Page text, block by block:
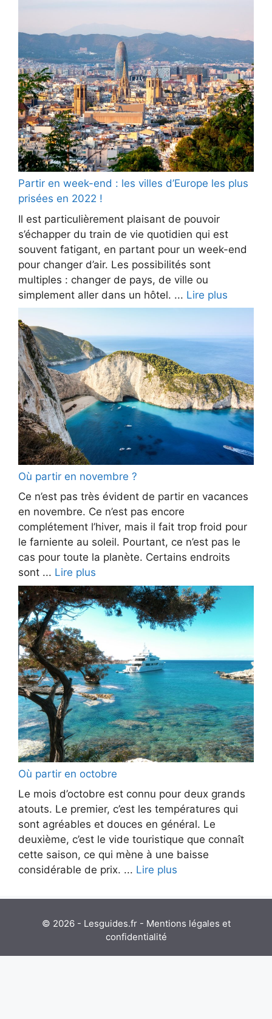
Partir en week-end : les villes d’Europe les plus
prisées en 2022 !
Il est particulièrement plaisant de pouvoir
s’échapper du train de vie quotidien qui est
souvent fatigant, en partant pour un week-end
pour changer d’air. Les possibilités sont
multiples : changer de pays, de ville ou
simplement aller dans un hôtel. ... Lire plus
Où partir en novembre ?
Ce n’est pas très évident de partir en vacances
en novembre. Ce n’est pas encore
complétement l’hiver, mais il fait trop froid pour
le farniente au soleil. Pourtant, ce n’est pas le
cas pour toute la planète. Certains endroits
sont ... Lire plus
Où partir en octobre
Le mois d’octobre est connu pour deux grands
atouts. Le premier, c’est les températures qui
sont agréables et douces en général. Le
deuxième, c’est le vide touristique que connaît
cette saison, ce qui mène à une baisse
considérable de prix. ... Lire plus
© 2026 - Lesguides.fr - Mentions légales et
confidentialité